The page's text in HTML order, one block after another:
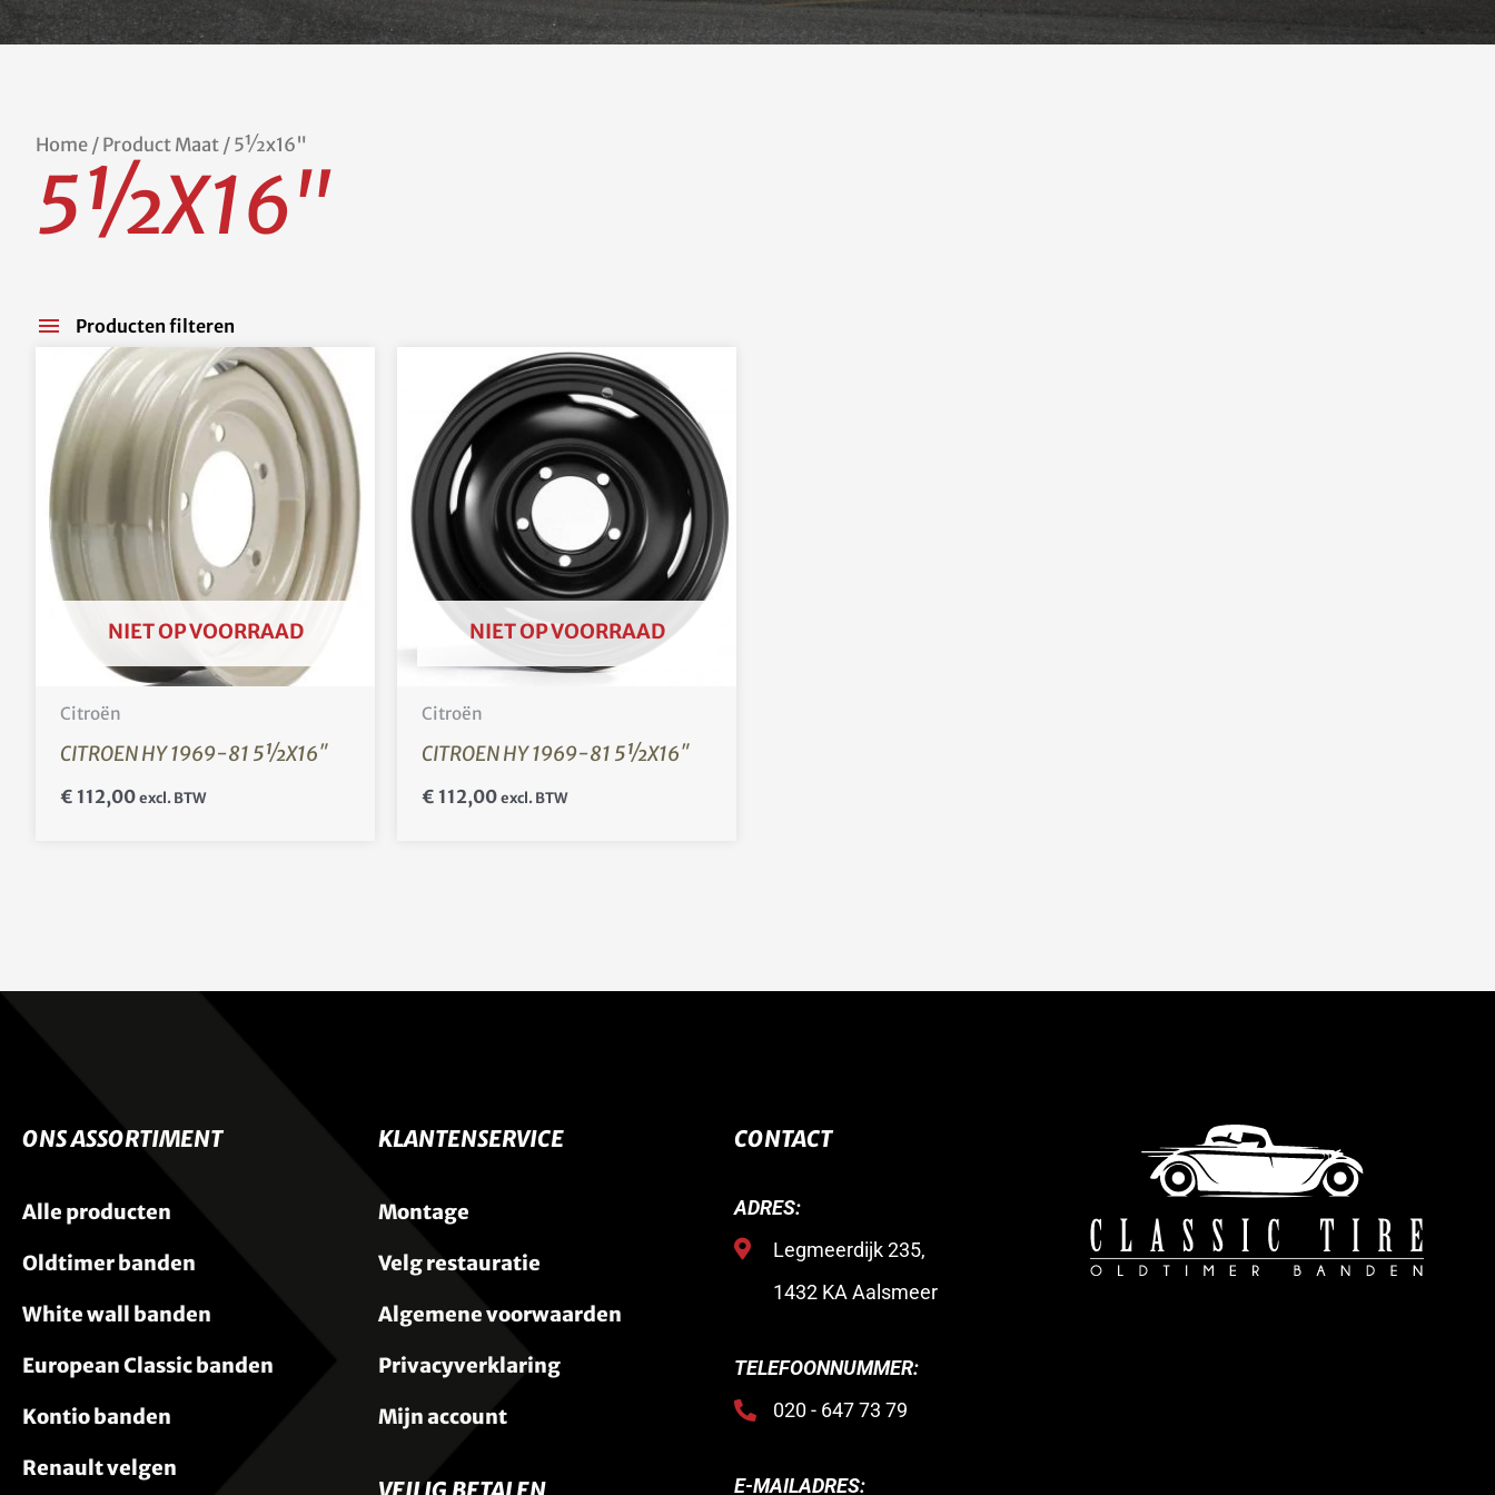
Home/ Product Maat / 5½x16"
5½X16"
Producten filteren
NIET OP VOORRAAD
Citroën
CITROEN HY 1969-81 5½X16″
€ 112,00 excl. BTW
NIET OP VOORRAAD
Citroën
CITROEN HY 1969-81 5½X16″
€ 112,00 excl. BTW
ONS ASSORTIMENT
Alle producten
Oldtimer banden
White wall banden
European Classic banden
Kontio banden
Renault velgen
KLANTENSERVICE
Montage
Velg restauratie
Algemene voorwaarden
Privacyverklaring
Mijn account
CONTACT
ADRES:
Legmeerdijk 235,
1432 KA Aalsmeer
TELEFOONNUMMER:
020 - 647 73 79
E-MAILADRES: